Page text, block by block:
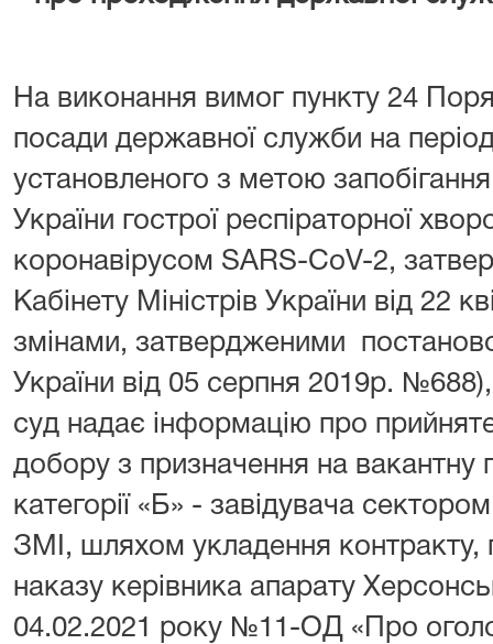
На виконання вимог пункту 24
посади державної служби на період
установленого з метою
України гострої респіраторної
коронавірусом SARS-CoV-2,
Кабінету Міністрів України від 22
змінами, затвердженими
України від 05 серпня 2019р.
суд надає інформацію про
добору з призначення на
категорії «Б» - завідувача
ЗМІ, шляхом укладення контракту,
наказу керівника апарату
04.02.2021 року №11-ОД «Про